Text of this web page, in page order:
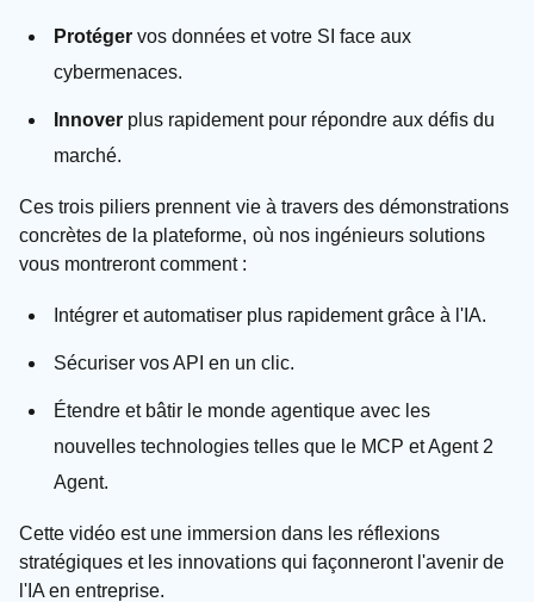
Protéger vos données et votre SI face aux
cybermenaces.
Innover plus rapidement pour répondre aux défis du
marché.
Ces trois piliers prennent vie à travers des démonstrations
concrètes de la plateforme, où nos ingénieurs solutions
vous montreront comment :
Intégrer et automatiser plus rapidement grâce à l'IA.
Sécuriser vos API en un clic.
Étendre et bâtir le monde agentique avec les
nouvelles technologies telles que le MCP et Agent 2
Agent.
Cette vidéo est une immersion dans les réflexions
stratégiques et les innovations qui façonneront l'avenir de
l'IA en entreprise.